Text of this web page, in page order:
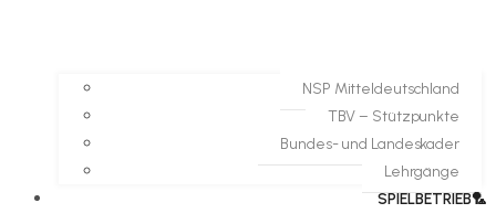
NSP Mitteldeutschland
TBV – Stützpunkte
Bundes- und Landeskader
Lehrgänge
SPIELBETRIEB🏸